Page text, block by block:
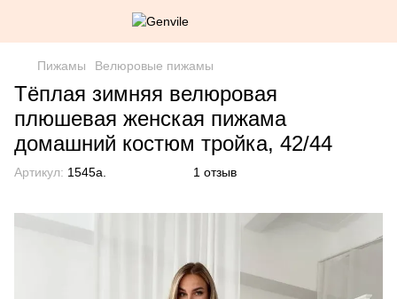
Пижамы Велюровые пижамы
Тёплая зимняя велюровая
плюшевая женская пижама
домашний костюм тройка, 42/44
Артикул: 1545а. 1 отзыв